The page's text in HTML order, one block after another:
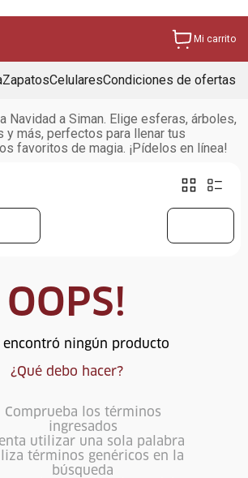
Mi carrito
ZapatosCelularesCondiciones de ofertas
Navidad a Siman. Elige esferas, árboles,
y más, perfectos para llenar tus
favoritos de magia. ¡Pídelos en línea!
OOPS!
encontró ningún producto
¿Qué debo hacer?
Comprueba los términos
ingresados
utilizar una sola palabra
términos genéricos en la
búsqueda